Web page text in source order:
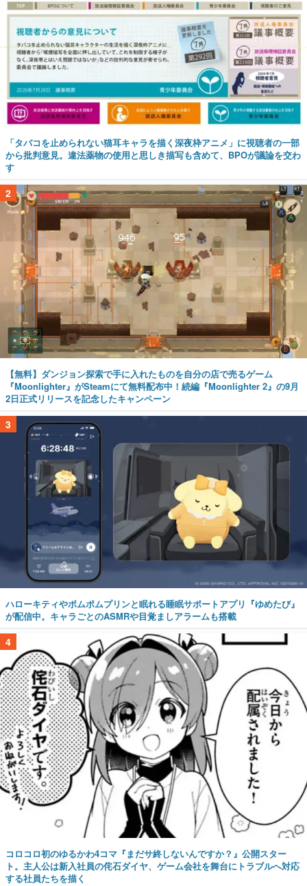
「タバコを止められない猫耳キャラを描く深夜枠アニメ」に視聴者の一部
から批判意見。違法薬物の使用と思しき描写も含めて、BPOが議論を交わ
す
2
【無料】ダンジョン探索で手に入れたものを自分の店で売るゲーム
『Moonlighter』がSteamにて無料配布中！続編『Moonlighter 2』の9月
2日正式リリースを記念したキャンペーン
3
ハローキティやポムポムプリンと眠れる睡眠サポートアプリ『ゆめたび』
が配信中。キャラごとのASMRや目覚ましアラームも搭載
4
コロコロ初のゆるかわ4コマ『まだサ終しないんですか？』公開スター
ト。主人公は新入社員の侘石ダイヤ、ゲーム会社を舞台にトラブルへ対応
する社員たちを描く